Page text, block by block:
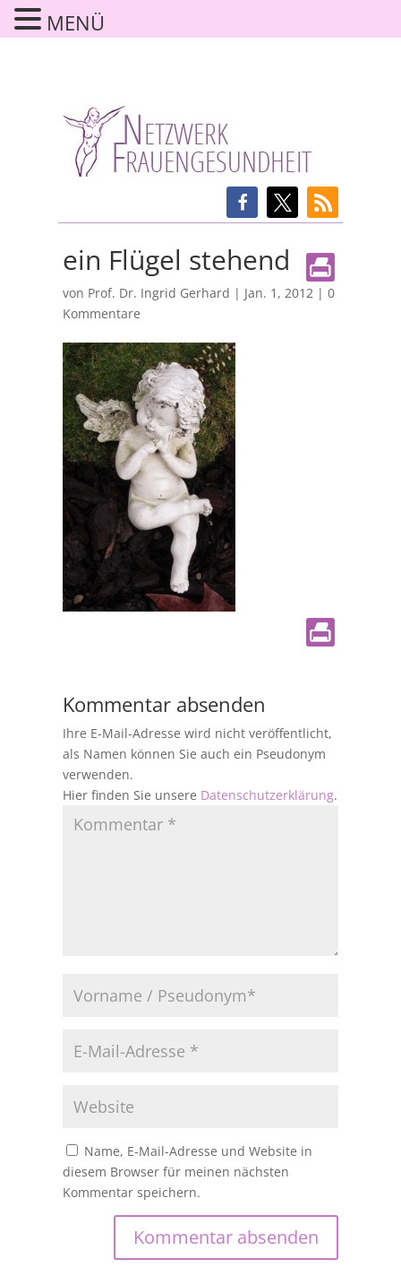
ein Flügel stehend
von Prof. Dr. Ingrid Gerhard | Jan. 1, 2012 | 0
Kommentare
Kommentar absenden
Ihre E-Mail-Adresse wird nicht veröffentlicht,
als Namen können Sie auch ein Pseudonym
verwenden.
Hier finden Sie unsere Datenschutzerklärung.
Name, E-Mail-Adresse und Website in
diesem Browser für meinen nächsten
Kommentar speichern.
MENÜ